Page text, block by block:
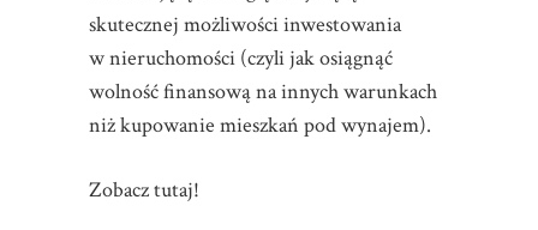
skutecznej możliwości inwestowania
w nieruchomości (czyli jak osiągnąć
wolność finansową na innych warunkach
niż kupowanie mieszkań pod wynajem).
Zobacz tutaj!